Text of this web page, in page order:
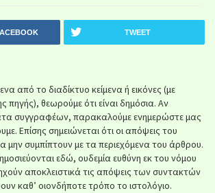
TWEET
από το διαδίκτυο κείμενα ή εικόνες (με
πηγής), θεωρούμε ότι είναι δημόσια. Αν
συγγραφέων, παρακαλούμε ενημερώστε μας
Επίσης σημειώνεται ότι οι απόψεις του
μην συμπίπτουν με τα περιεχόμενα του άρθρου.
εδώ, ουδεμία ευθύνη εκ του νόμου
αποκλειστικά τις απόψεις των συντακτών
καθ’ οιονδήποτε τρόπο το ιστολόγιο.